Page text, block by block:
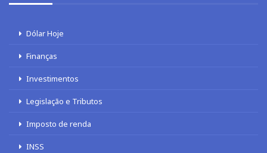
Dólar Hoje
Finanças
Investimentos
Legislação e Tributos
Imposto de renda
INSS